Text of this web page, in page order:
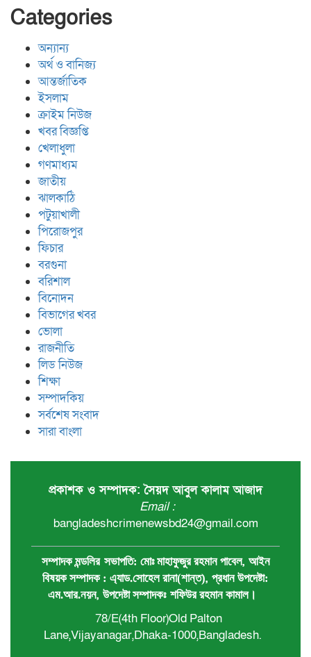
Categories
অন্যান্য
অর্থ ও বানিজ্য
আন্তর্জাতিক
ইসলাম
ক্রাইম নিউজ
খবর বিজ্ঞপ্তি
খেলাধুলা
গণমাধ্যম
জাতীয়
ঝালকাঠি
পটুয়াখালী
পিরোজপুর
ফিচার
বরগুনা
বরিশাল
বিনোদন
বিভাগের খবর
ভোলা
রাজনীতি
লিড নিউজ
শিক্ষা
সম্পাদকিয়
সর্বশেষ সংবাদ
সারা বাংলা
প্রকাশক ও সম্পাদক: সৈয়দ আবুল কালাম আজাদ
Email :
bangladeshcrimenewsbd24@gmail.com
সম্পাদক মন্ডলির সভাপতি: মোঃ মাহাফুজুর রহমান পাবেল, আইন
বিষয়ক সম্পাদক : ‍এ্যাড.সোহেল রানা(শান্ত), প্রধান ‍উপদেষ্টা:
এম.আর.নয়ন, উপদেষ্টা সম্পাদকঃ শফিউর রহমান কামাল।
78/E(4th Floor)Old Palton
Lane,Vijayanagar,Dhaka-1000,Bangladesh.